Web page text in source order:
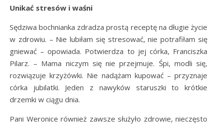
Unikać stresów i waśni
Sędziwa bochnianka zdradza prostą receptę na długie życie
w zdrowiu. – Nie lubiłam się stresować, nie potrafiłam się
gniewać – opowiada. Potwierdza to jej córka, Franciszka
Pilarz. – Mama niczym się nie przejmuje. Śpi, modli się,
rozwiązuje krzyżówki. Nie nadążam kupować – przyznaje
córka jubilatki. Jeden z nawyków staruszki to krótkie
drzemki w ciągu dnia.
Pani Weronice również zawsze służyło zdrowie, nieczęsto